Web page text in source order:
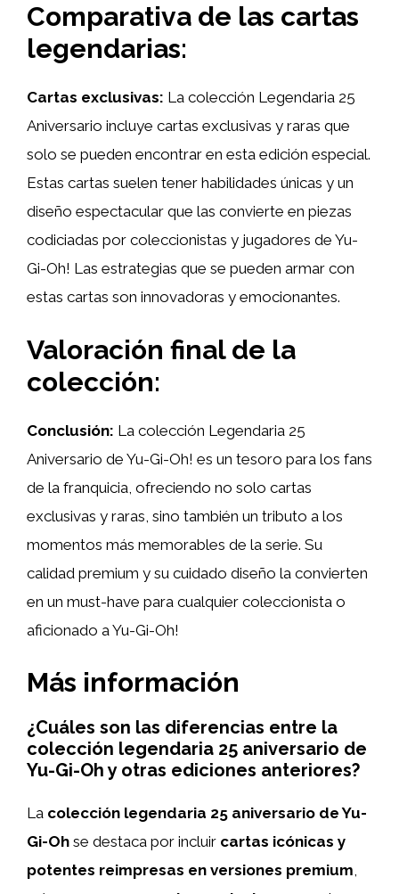
Comparativa de las cartas
legendarias:
Cartas exclusivas: La colección Legendaria 25
Aniversario incluye cartas exclusivas y raras que
solo se pueden encontrar en esta edición especial.
Estas cartas suelen tener habilidades únicas y un
diseño espectacular que las convierte en piezas
codiciadas por coleccionistas y jugadores de Yu-
Gi-Oh! Las estrategias que se pueden armar con
estas cartas son innovadoras y emocionantes.
Valoración final de la
colección:
Conclusión: La colección Legendaria 25
Aniversario de Yu-Gi-Oh! es un tesoro para los fans
de la franquicia, ofreciendo no solo cartas
exclusivas y raras, sino también un tributo a los
momentos más memorables de la serie. Su
calidad premium y su cuidado diseño la convierten
en un must-have para cualquier coleccionista o
aficionado a Yu-Gi-Oh!
Más información
¿Cuáles son las diferencias entre la
colección legendaria 25 aniversario de
Yu-Gi-Oh y otras ediciones anteriores?
La colección legendaria 25 aniversario de Yu-
Gi-Oh se destaca por incluir cartas icónicas y
potentes reimpresas en versiones premium,